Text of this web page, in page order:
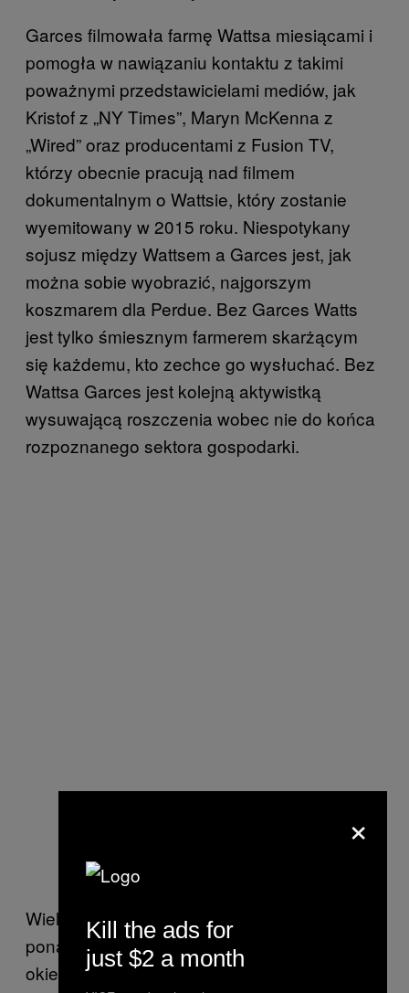
Garces filmowała farmę Wattsa miesiącami i
pomogła w nawiązaniu kontaktu z takimi
poważnymi przedstawicielami mediów, jak
Kristof z „NY Times”, Maryn McKenna z
„Wired” oraz producentami z Fusion TV,
którzy obecnie pracują nad filmem
dokumentalnym o Wattsie, który zostanie
wyemitowany w 2015 roku. Niespotykany
sojusz między Wattsem a Garces jest, jak
można sobie wyobrazić, najgorszym
koszmarem dla Perdue. Bez Garces Watts
jest tylko śmiesznym farmerem skarżącym
się każdemu, kto zechce go wysłuchać. Bez
Wattsa Garces jest kolejną aktywistką
wysuwającą roszczenia wobec nie do końca
rozpoznanego sektora gospodarki.
Wielu hodowców drobiu dla Perdue upycha
ponad 30 tysięcy ptaków w pozbawionych
okien magazynach. Zdjęcie Raegan
×
Kill the ads for
just $2 a month